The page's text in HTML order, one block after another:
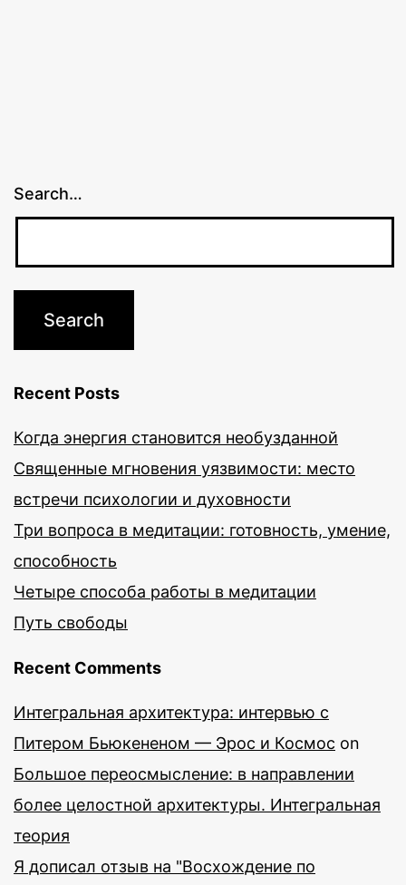
Search…
Recent Posts
Когда энергия становится необузданной
Священные мгновения уязвимости: место
встречи психологии и духовности
Три вопроса в медитации: готовность, умение,
способность
Четыре способа работы в медитации
Путь свободы
Recent Comments
Интегральная архитектура: интервью с
Питером Бьюкененом — Эрос и Космос on
Большое переосмысление: в направлении
более целостной архитектуры. Интегральная
теория
Я дописал отзыв на "Восхождение по